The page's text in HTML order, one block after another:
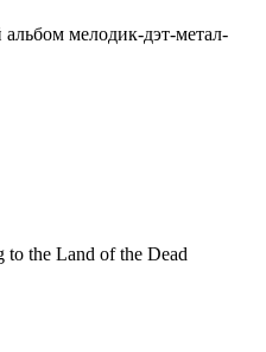
мелодик-дэт-метал-
the Land of the Dead